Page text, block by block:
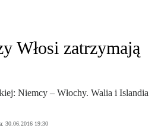
Włosi zatrzymają
Niemcy – Włochy. Walia i Islandia
30.06.2016 19:30